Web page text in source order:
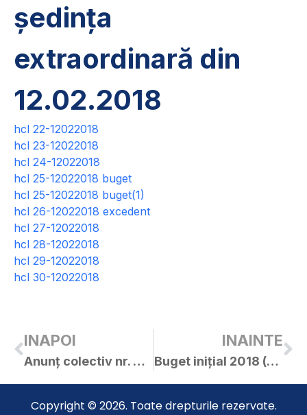
ședința
extraordinară din
12.02.2018
hcl 22-12022018
hcl 23-12022018
hcl 24-12022018
hcl 25-12022018 buget
hcl 25-12022018 buget(1)
hcl 26-12022018 excedent
hcl 27-12022018
hcl 28-12022018
hcl 29-12022018
hcl 30-12022018
INAPOI
Anunț colectiv nr. 3983 / 09.02.2017
INAINTE
Buget inițial 2018 (aprobat la 15.02.2018)
Copyright © 2026. Toate drepturile rezervate.